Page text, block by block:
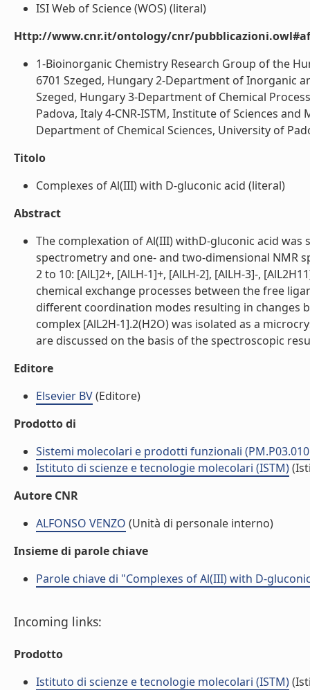
ISI Web of Science (WOS) (literal)
Http://www.cnr.it/ontology/cnr/
1-Bioinorganic Chemistry Research Group of the
6701 Szeged, Hungary 2-Department of Inorganic
Szeged, Hungary 3-Department of Chemical
Padova, Italy 4-CNR-ISTM, Institute of Sciences
Department of Chemical Sciences, University of
Titolo
Complexes of Al(III) with D-gluconic acid (literal)
Abstract
The complexation of Al(III) withD-gluconic acid
spectrometry and one- and two-dimensional NMR
2 to 10: [AlL]2+, [AlLH-1]+, [AlLH-2], [AlLH-3]-,
chemical exchange processes between the free
different coordination modes resulting in changes
complex [AlL2H-1].2(H2O) was isolated as a
are discussed on the basis of the spectroscopic
Editore
Elsevier BV(Editore)
Prodotto di
Sistemi molecolari e prodotti funzionali
Istituto di scienze e tecnologie molecolari (ISTM)
Autore CNR
ALFONSO VENZO (Unità di personale interno)
Insieme di parole chiave
Parole chiave di "Complexes of Al(III) with D-
Incoming links:
Prodotto
Istituto di scienze e tecnologie molecolari (ISTM)